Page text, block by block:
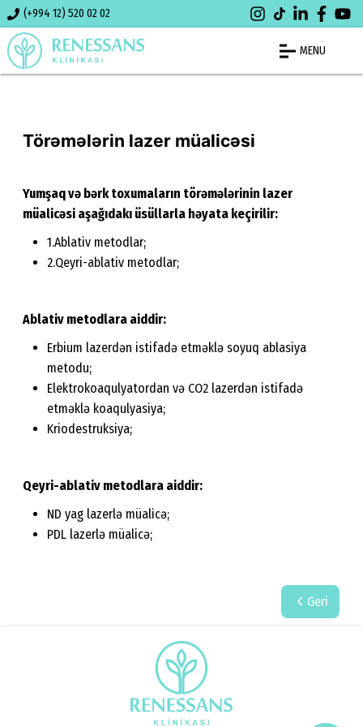
(+994 12) 520 02 02
MENU
Törəmələrin lazer müalicəsi
Yumşaq və bərk toxumaların törəmələrinin lazer
müalicəsi aşağıdakı üsüllarla həyata keçirilir:
1.Ablativ metodlar;
2.Qeyri-ablativ metodlar;
Ablativ metodlara aiddir:
Erbium lazerdən istifadə etməklə soyuq ablasiya
metodu;
Elektrokoaqulyatordan və CO2 lazerdən istifadə
etməklə koaqulyasiya;
Kriodestruksiya;
Qeyri-ablativ metodlara aiddir:
ND yag lazerlə müalicə;
PDL lazerlə müalicə;
Geri